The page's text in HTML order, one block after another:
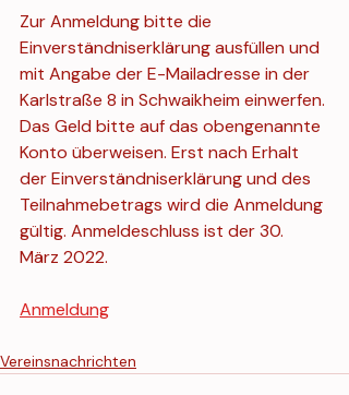
Zur Anmeldung bitte die
Einverständniserklärung ausfüllen und
mit Angabe der E-Mailadresse in der
Karlstraße 8 in Schwaikheim einwerfen.
Das Geld bitte auf das obengenannte
Konto überweisen. Erst nach Erhalt
der Einverständniserklärung und des
Teilnahmebetrags wird die Anmeldung
gültig. Anmeldeschluss ist der 30.
März 2022.
Anmeldung
Vereinsnachrichten